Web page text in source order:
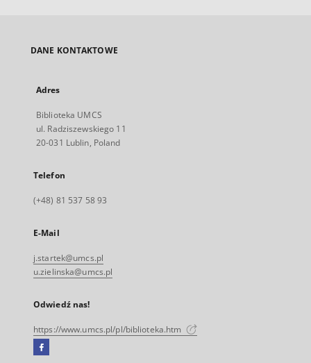
DANE KONTAKTOWE
Adres
Biblioteka UMCS
ul. Radziszewskiego 11
20-031 Lublin, Poland
Telefon
(+48) 81 537 58 93
E-Mail
j.startek@umcs.pl
u.zielinska@umcs.pl
Odwiedź nas!
https://www.umcs.pl/pl/biblioteka.htm
Facebook